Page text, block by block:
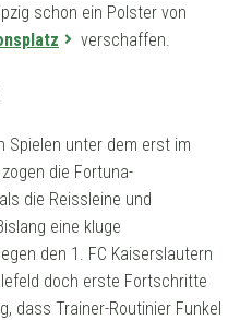
schon ein Polster von
verschaffen.
Spielen unter dem erst im
die Fortuna-
die Reissleine und
eine kluge
den 1. FC Kaiserslautern
doch erste Fortschritte
dass Trainer-Routinier Funkel